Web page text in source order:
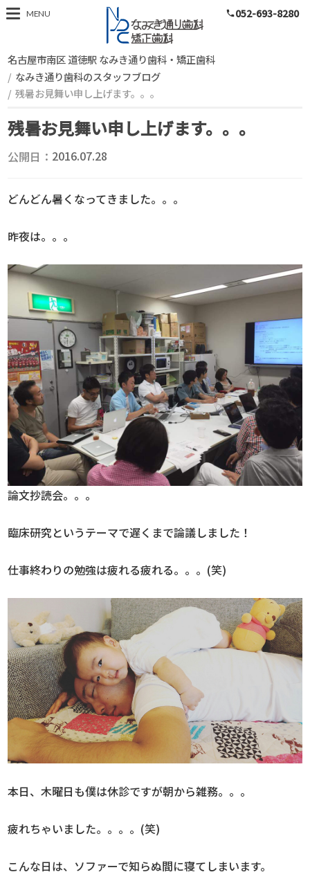
スタッフブログ
MENU phone052-693-8280
名古屋市南区 道徳駅 なみき通り歯科・矯正歯科
なみき通り歯科のスタッフブログ
残暑お見舞い申し上げます。。。
残暑お見舞い申し上げます。。。
公開日： 2016.07.28
どんどん暑くなってきました。。。
昨夜は。。。
論文抄読会。。。
臨床研究というテーマで遅くまで論議しました！
仕事終わりの勉強は疲れる疲れる。。。(笑)
本日、木曜日も僕は休診ですが朝から雑務。。。
疲れちゃいました。。。。(笑)
こんな日は、ソファーで知らぬ間に寝てしまいます。